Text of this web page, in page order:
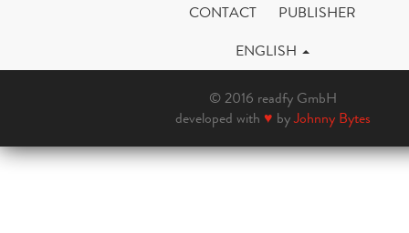
CONTACT
PUBLISHER
ENGLISH
© 2016 readfy GmbH
developed with ♥ byJohnny Bytes